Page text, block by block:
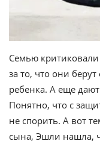
Семью критиковали
за то, что они
ребенка. А еще
Понятно, что с
не спорить. А вот
сына, Эшли нашла,